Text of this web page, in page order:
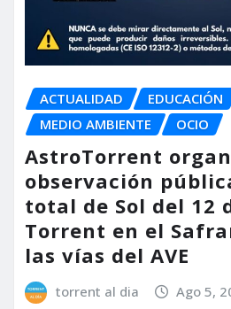
ACTUALIDAD
EDUCACIÓN
MEDIO AMBIENTE
OCIO
AstroTorrent
observación
total de Sol del 12
Torrent en el
las vías del AVE
torrent al dia Ago 5,